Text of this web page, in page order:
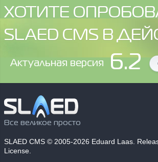
ХОТИТЕ
SLAED CMS В
Aктуальная версия 6.2
Все великое просто
SLAED CMS © 2005-2026 Eduard Laas.
License.